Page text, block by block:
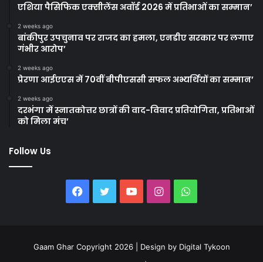
एशिया पैसिफिक एक्सीलेंस अवॉर्ड 2026 में प्रतिभाओं का सम्मान’
2 weeks ago
बांकीपुर उपचुनाव पर राजद का हमला, एनडीए सरकार पर लगाए
गंभीर आरोप’
2 weeks ago
प्रेरणा आईएएस में 70वीं बीपीएससी सफल अभ्यर्थियों का सम्मान’
2 weeks ago
दरभंगा में स्नातकोत्तर छात्रों की वाद-विवाद प्रतियोगिता, प्रतिभाओं
को मिला मंच’
Follow Us
Facebook
TwitterYouTubeInstagramWhatsApp
Gaam Ghar Copyright 2026 | Design by Digital Tykoon